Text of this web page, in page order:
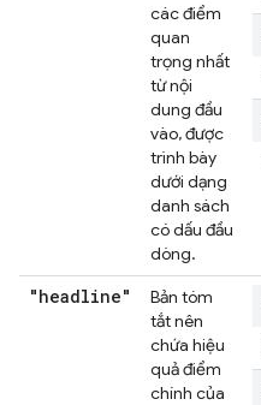
các điểm
quan
trọng nhất
từ nội
dung đầu
vào, được
trình bày
dưới dạng
danh sách
có dấu đầu
dòng.
"headline"
Bản tóm
tắt nên
chứa hiệu
quả điểm
chính của